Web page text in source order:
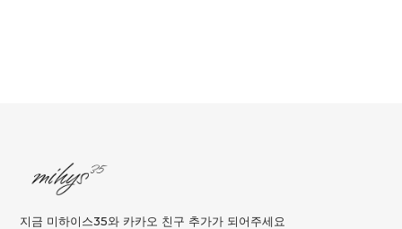
지금 미하이스35와 카카오 친구 추가가 되어주세요